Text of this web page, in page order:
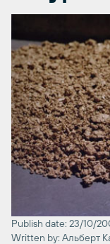
Publish date: 23/10/
Written by: Альберт